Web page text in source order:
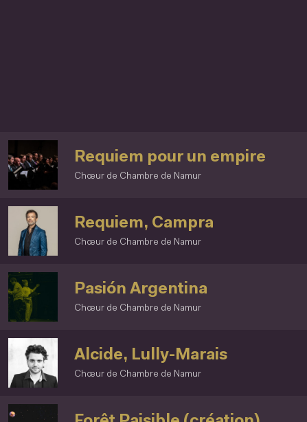
Chœur de Chambre de Namur
Requiem pour un empire
Chœur de Chambre de Namur
Requiem, Campra
Chœur de Chambre de Namur
Pasión Argentina
Chœur de Chambre de Namur
Alcide, Lully-Marais